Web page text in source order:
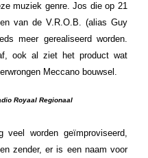
muziek genre. Jos die op 21
van de V.R.O.B. (alias Guy
meer gerealiseerd worden.
ook al ziet het product wat
Meccano bouwsel.
Royaal Regionaal
worden geïmproviseerd,
zender, er is een naam voor